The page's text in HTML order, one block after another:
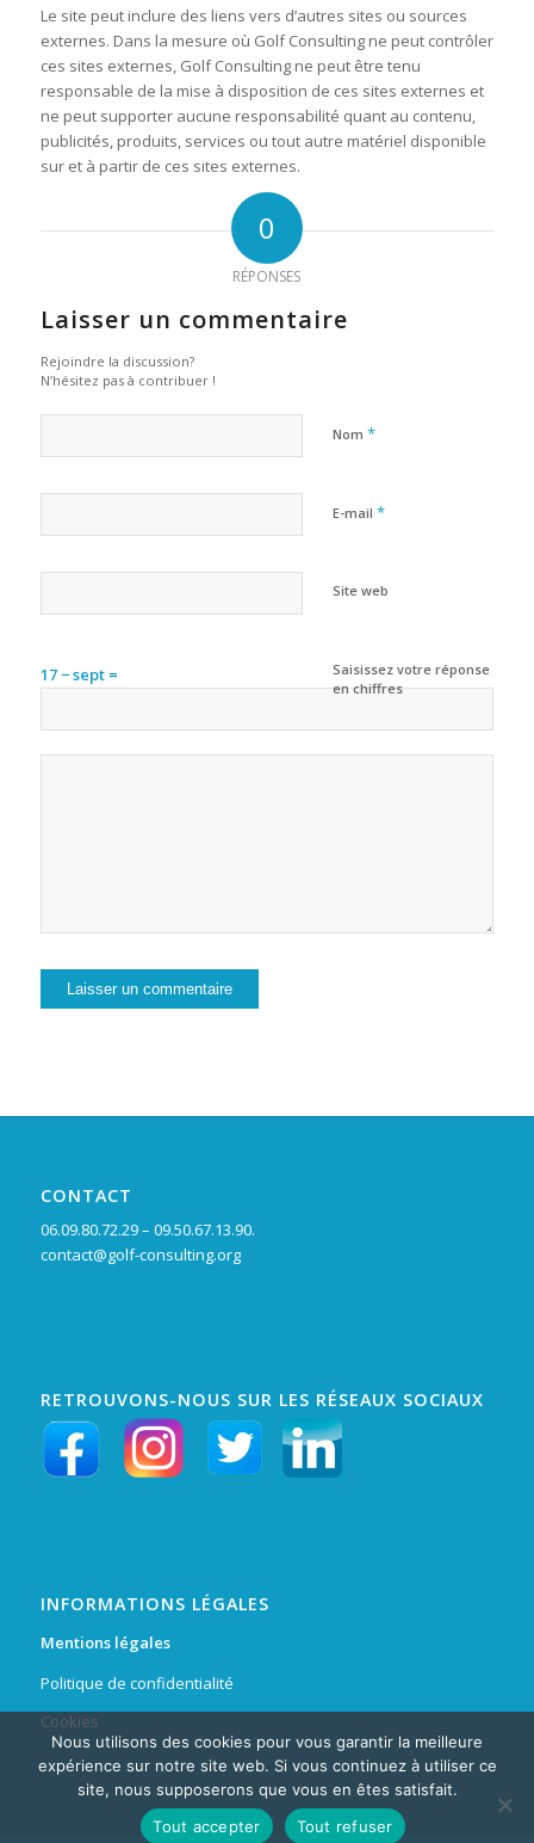
Le site peut inclure des liens vers d’autres sites ou sources
externes. Dans la mesure où Golf Consulting ne peut contrôler
ces sites externes, Golf Consulting ne peut être tenu
responsable de la mise à disposition de ces sites externes et
ne peut supporter aucune responsabilité quant au contenu,
publicités, produits, services ou tout autre matériel disponible
sur et à partir de ces sites externes.
0
RÉPONSES
Laisser un commentaire
Rejoindre la discussion?
N’hésitez pas à contribuer !
Nom *
E-mail *
Site web
Saisissez votre réponse
en chiffres
17 − sept =
CONTACT
06.09.80.72.29 – 09.50.67.13.90.
contact@golf-consulting.org
RETROUVONS-NOUS SUR LES RÉSEAUX SOCIAUX
INFORMATIONS LÉGALES
Mentions légales
Politique de confidentialité
Cookies
Nous utilisons des cookies pour vous garantir la meilleure
expérience sur notre site web. Si vous continuez à utiliser ce
site, nous supposerons que vous en êtes satisfait.
Tout accepter
Tout refuser